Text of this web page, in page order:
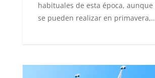
habituales de esta época,
se pueden realizar en